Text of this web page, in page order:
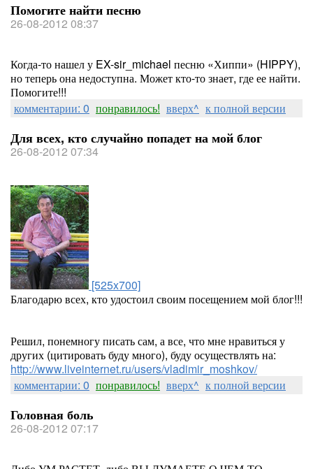
Помогите найти песню
26-08-2012 08:37
Когда-то нашел у EX-sir_michael песню «Хиппи» (HIPPY),
но теперь она недоступна. Может кто-то знает, где ее найти.
Помогите!!!
комментарии: 0 понравилось! вверх^ к полной версии
Для всех, кто случайно попадет на мой блог
26-08-2012 07:34
[525x700]
Благодарю всех, кто удостоил своим посещением мой блог!!!
Решил, понемногу писать сам, а все, что мне нравиться у
других (цитировать буду много), буду осуществлять на:
http://www.liveinternet.ru/users/vladimir_moshkov/
комментарии: 0 понравилось! вверх^ к полной версии
Головная боль
26-08-2012 07:17